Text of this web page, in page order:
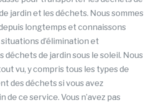
jardin et les déchets. Nous sommes
longtemps et connaissons
d’élimination et
déchets de jardin sous le soleil. Nous
vu, y compris tous les types de
des déchets si vous avez
de ce service. Vous n’avez pas